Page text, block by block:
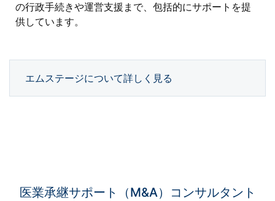
の行政手続きや運営支援まで、包括的にサポートを提
供しています。
エムステージについて詳しく見る
医業承継サポート（M&A）コンサルタント